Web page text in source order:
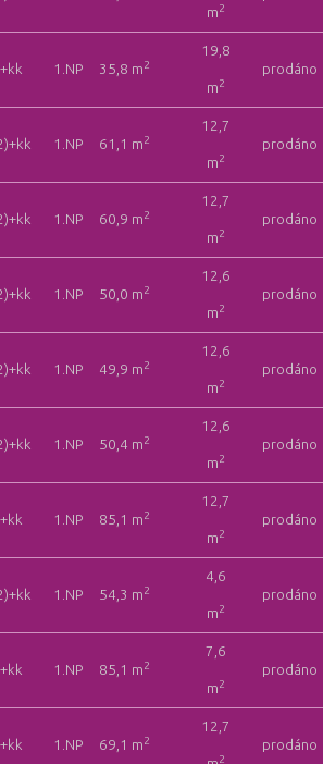
m2
1.NP 35,8 m2
19,8
m2
prodáno
1.NP 61,1 m2
12,7
m2
prodáno
1.NP 60,9 m2
12,7
m2
prodáno
1.NP 50,0 m2
12,6
m2
prodáno
1.NP 49,9 m2
12,6
m2
prodáno
1.NP 50,4 m2
12,6
m2
prodáno
1.NP 85,1 m2
12,7
m2
prodáno
1.NP 54,3 m2
4,6
m2
prodáno
1.NP 85,1 m2
7,6
m2
prodáno
1.NP 69,1 m2
12,7
2
prodáno